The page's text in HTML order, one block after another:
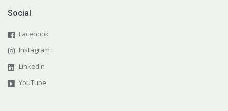
Social
Facebook
Instagram
LinkedIn
YouTube